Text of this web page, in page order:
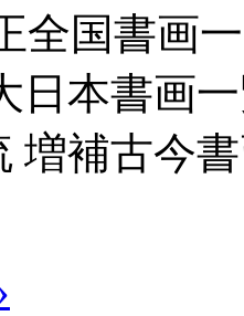
全国書画
日本書画
増補古今